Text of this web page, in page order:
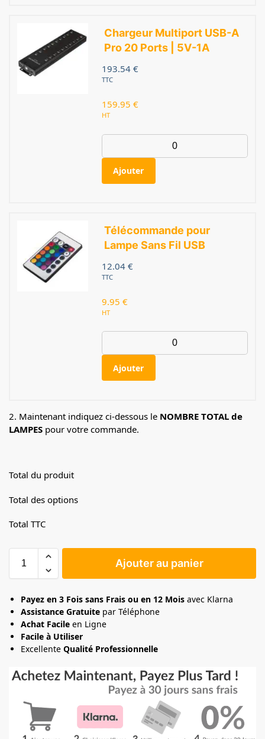
Chargeur Multiport USB-A
Pro 20 Ports | 5V-1A
193.54 €
TTC
159.95 €
HT
Ajouter
Télécommande pour
Lampe Sans Fil USB
12.04 €
TTC
9.95 €
HT
Ajouter
2. Maintenant indiquez ci-dessous le NOMBRE TOTAL de
LAMPES pour votre commande.
Total du produit
Total des options
Total TTC
Ajouter au panier
Payez en 3 Fois sans Frais ou en 12 Mois avec Klarna
Assistance Gratuite par Téléphone
Achat Facile en Ligne
Facile à Utiliser
Excellente Qualité Professionnelle